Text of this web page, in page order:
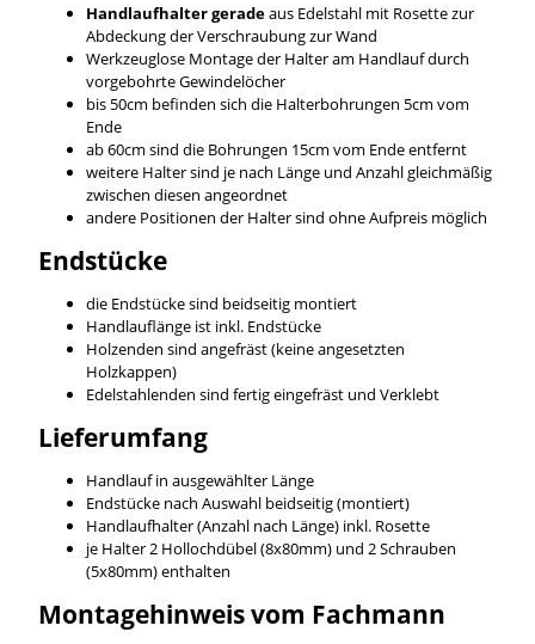
Handlaufhalter geradeaus Edelstahl mit Rosette zur
Abdeckung der Verschraubung zur Wand
Werkzeuglose Montage der Halter am Handlauf durch
vorgebohrte Gewindelöcher
bis 50cm befinden sich die Halterbohrungen 5cm vom
Ende
ab 60cm sind die Bohrungen 15cm vom Ende entfernt
weitere Halter sind je nach Länge und Anzahl gleichmäßig
zwischen diesen angeordnet
andere Positionen der Halter sind ohne Aufpreis möglich
Endstücke
die Endstücke sind beidseitig montiert
Handlauflänge ist inkl. Endstücke
Holzenden sind angefräst (keine angesetzten
Holzkappen)
Edelstahlenden sind fertig eingefräst und Verklebt
Lieferumfang
Handlauf in ausgewählter Länge
Endstücke nach Auswahl beidseitig (montiert)
Handlaufhalter (Anzahl nach Länge) inkl. Rosette
je Halter 2 Hollochdübel (8x80mm) und 2 Schrauben
(5x80mm) enthalten
Montagehinweis vom Fachmann